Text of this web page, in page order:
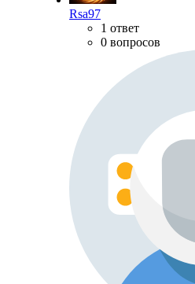
Rsa97
1 ответ
0 вопросов